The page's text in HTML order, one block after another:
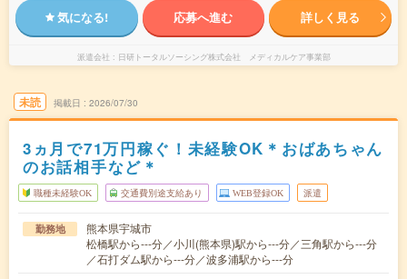
気になる! 応募へ進む 詳しく見る
派遣会社 日研トータルソーシング株式会社 メディカルケア事業部
未読 掲載日 2026/07/30
3ヵ月で71万円稼ぐ！未経験OK＊おばあちゃん
のお話相手など＊
職種未経験OK 交通費別途支給あり WEB登録OK 派遣
勤務地
熊本県宇城市
松橋駅から---分／小川(熊本県)駅から---分／三角駅から---分
／石打ダム駅から---分／波多浦駅から---分